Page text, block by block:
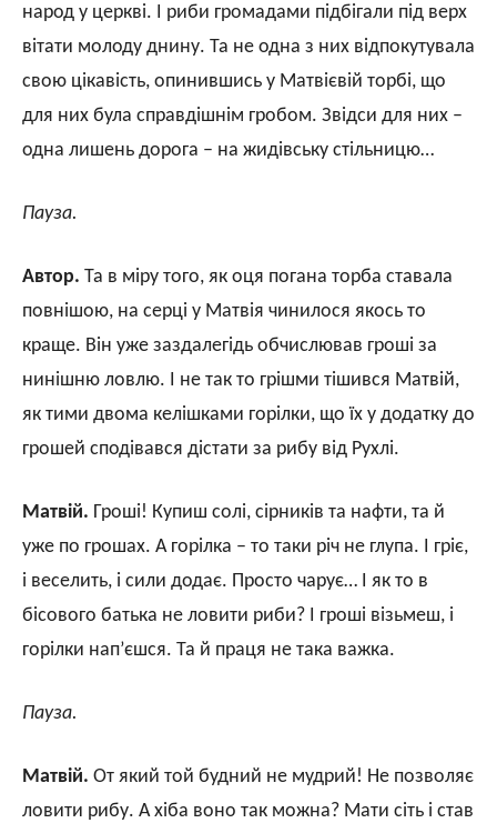
народ у церкві. І риби громадами підбігали під верх
вітати молоду днину. Та не одна з них відпокутувала
свою цікавість, опинившись у Матвієвій торбі, що
для них була справдішнім гробом. Звідси для них –
одна лишень дорога – на жидівську стільницю…
Пауза.
Автор. Та в міру того, як оця погана торба ставала
повнішою, на серці у Матвія чинилося якось то
краще. Він уже заздалегідь обчислював гроші за
нинішню ловлю. І не так то грішми тішився Матвій,
як тими двома келішками горілки, що їх у додатку до
грошей сподівався дістати за рибу від Рухлі.
Матвій. Гроші! Купиш солі, сірників та нафти, та й
уже по грошах. А горілка – то таки річ не глупа. І гріє,
і веселить, і сили додає. Просто чарує… І як то в
бісового батька не ловити риби? І гроші візьмеш, і
горілки нап’єшся. Та й праця не така важка.
Пауза.
Матвій. От який той будний не мудрий! Не позволяє
ловити рибу. А хіба воно так можна? Мати сіть і став